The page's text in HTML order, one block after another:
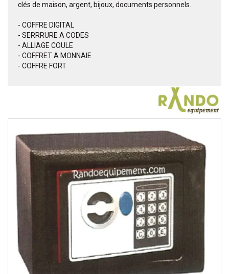
clés de maison, argent, bijoux, documents personnels.
- COFFRE DIGITAL
- SERRRURE A CODES
- ALLIAGE COULE
- COFFRET A MONNAIE
- COFFRE FORT